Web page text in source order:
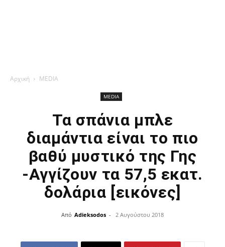
Αρχική MEDIA
MEDIA
Τα σπάνια μπλε
διαμάντια είναι το πιο
βαθύ μυστικό της Γης
-Αγγίζουν τα 57,5 εκατ.
δολάρια [εικόνες]
Από Adieksodos - 2 Αυγούστου 2018